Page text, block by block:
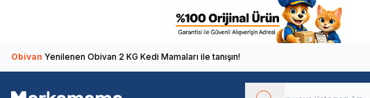
Obivan Yenilenen Obivan 2 KG Kedi Mamaları ile tanışın!